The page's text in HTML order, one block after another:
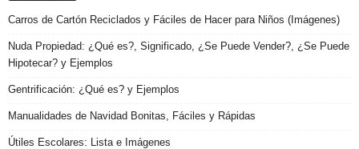
Carros de Cartón Reciclados y Fáciles de Hacer para Niños (Imágenes)
Nuda Propiedad: ¿Qué es?, Significado, ¿Se Puede Vender?, ¿Se Puede
Hipotecar? y Ejemplos
Gentrificación: ¿Qué es? y Ejemplos
Manualidades de Navidad Bonitas, Fáciles y Rápidas
Útiles Escolares: Lista e Imágenes